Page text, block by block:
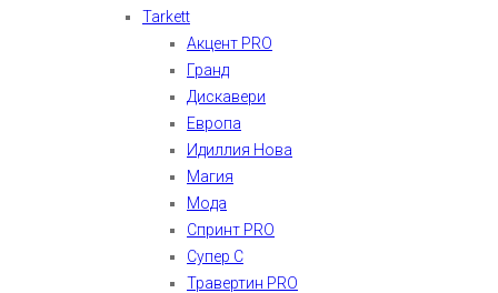
Tarkett
Акцент PRO
Гранд
Дискавери
Европа
Идиллия Нова
Магия
Мода
Спринт PRO
Супер С
Травертин PRO